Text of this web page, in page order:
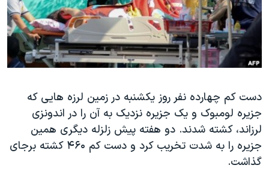
فرهنگ و زندگی
حقوق شهروندی
اقتصادی
اسرائیل در جنگ
گالری عکس
آرشیو پخش زنده
مستندها
انتخابات ریاست جمهوری آمریکا ۲۰۲۴
حمله جمهوری اسلامی به اسرائیل
ورزش زنان در ایران
اعتراضات زن، زندگی، آزادی
مجموعه مستندهای دادخواهی
تریبونال مردمی آبان ۹۸
دنبال کنید
زبانهای مختلف
دست کم چهارده نفر روز یکشنبه در زمین لرزه هایی که
جزیره لومبوک و یک جزیره نزدیک به آن را در اندونزی
لرزاند، کشته شدند. دو هفته پیش زلزله دیگری همین
جزیره را به شدت تخریب کرد و دست کم ۴۶۰ کشته برجای
گذاشت.